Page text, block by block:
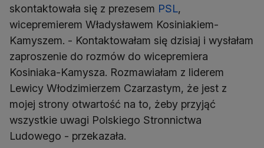
skontaktowała się z prezesem PSL,
wicepremierem Władysławem Kosiniakiem-
Kamyszem. - Kontaktowałam się dzisiaj i wysłałam
zaproszenie do rozmów do wicepremiera
Kosiniaka-Kamysza. Rozmawiałam z liderem
Lewicy Włodzimierzem Czarzastym, że jest z
mojej strony otwartość na to, żeby przyjąć
wszystkie uwagi Polskiego Stronnictwa
Ludowego - przekazała.